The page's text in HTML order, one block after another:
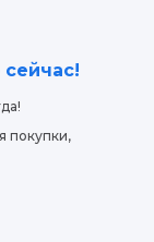
Мне
и
покупки,